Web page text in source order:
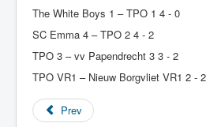
The White Boys 1 – TPO 1 4 - 0
SC Emma 4 – TPO 2 4 - 2
TPO 3 – vv Papendrecht 3 3 - 2
TPO VR1 – Nieuw Borgvliet VR1 2 - 2
Prev